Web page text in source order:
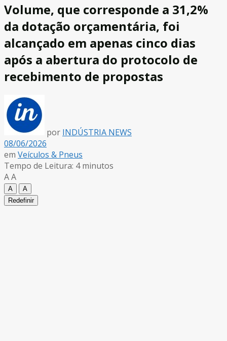
Volume, que corresponde a 31,2%
da dotação orçamentária, foi
alcançado em apenas cinco dias
após a abertura do protocolo de
recebimento de propostas
por INDÚSTRIA NEWS
08/06/2026
em Veículos & Pneus
Tempo de Leitura: 4 minutos
AA
A
A
Redefinir